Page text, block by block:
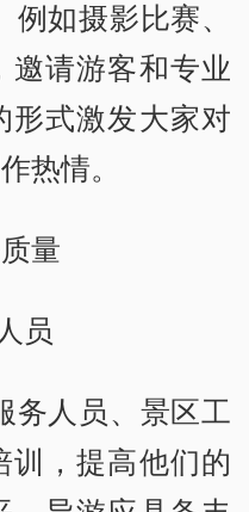
例如摄影比赛、
邀请游客和专业
形式激发大家对
热情。
量
员
务人员、景区工
训，提高他们的